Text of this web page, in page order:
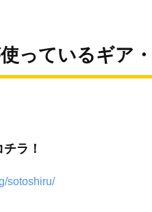
っているギア
ラ！
sotoshiru/